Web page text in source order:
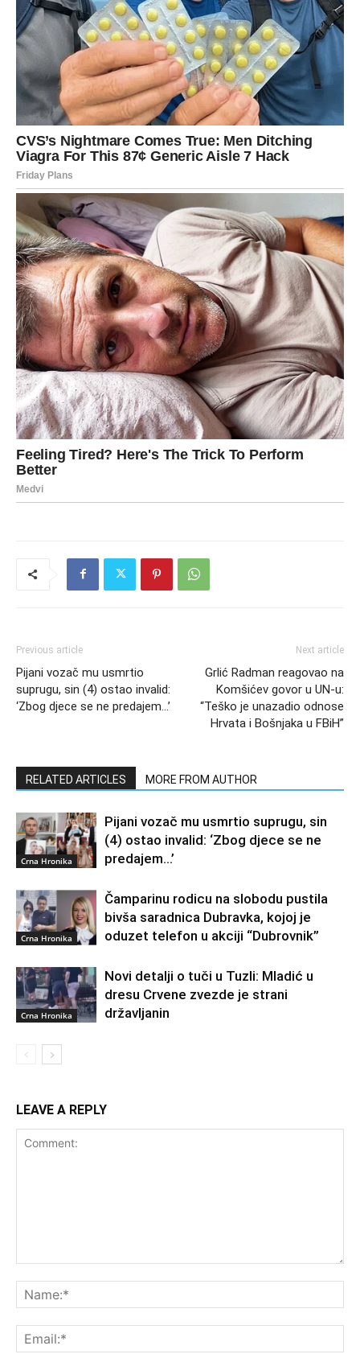
Previous article
Pijani vozač mu usmrtio
suprugu, sin (4) ostao invalid:
‘Zbog djece se ne predajem…’
Next article
Grlić Radman reagovao na
Komšićev govor u UN-u:
“Teško je unazadio odnose
Hrvata i Bošnjaka u FBiH”
RELATED ARTICLES MORE FROM AUTHOR
Crna Hronika
Pijani vozač mu usmrtio suprugu, sin
(4) ostao invalid: ‘Zbog djece se ne
predajem…’
Crna Hronika
Čamparinu rodicu na slobodu pustila
bivša saradnica Dubravka, kojoj je
oduzet telefon u akciji “Dubrovnik”
Crna Hronika
Novi detalji o tuči u Tuzli: Mladić u
dresu Crvene zvezde je strani
državljanin
LEAVE A REPLY